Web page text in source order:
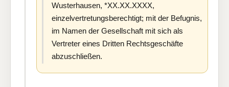
Wusterhausen, *XX.XX.XXXX,
einzelvertretungsberechtigt; mit der Befugnis,
im Namen der Gesellschaft mit sich als
Vertreter eines Dritten Rechtsgeschäfte
abzuschließen.